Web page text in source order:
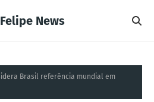
News
Brasil referência mundial em